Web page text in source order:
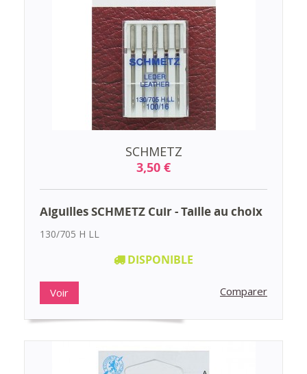
SCHMETZ
3,50 €
Aiguilles SCHMETZ Cuir - Taille au choix
130/705 H LL
DISPONIBLE
Voir Comparer